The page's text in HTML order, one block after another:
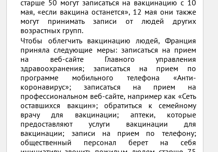
старше 50 могут записаться на вакцинацию с 10
мая, «если вакцина останется», 12 мая они также
могут принимать записи от людей других
возрастных групп.
Чтобы облегчить вакцинацию людей, Франция
приняла следующие меры: записаться на прием
на веб-сайте Главного управления
здравоохранения; записаться на прием по
программе мобильного телефона «Анти-
коронавирус»; записаться на прием на
профессиональном веб-сайте, например как «Сеть
оставшихся вакцин»; обратиться к семейному
врачу для вакцинации; аптеки, которые
предоставляют услуги вакцинации для
вакцинации; записи на прием по телефону;
общественный персонал берет на себя